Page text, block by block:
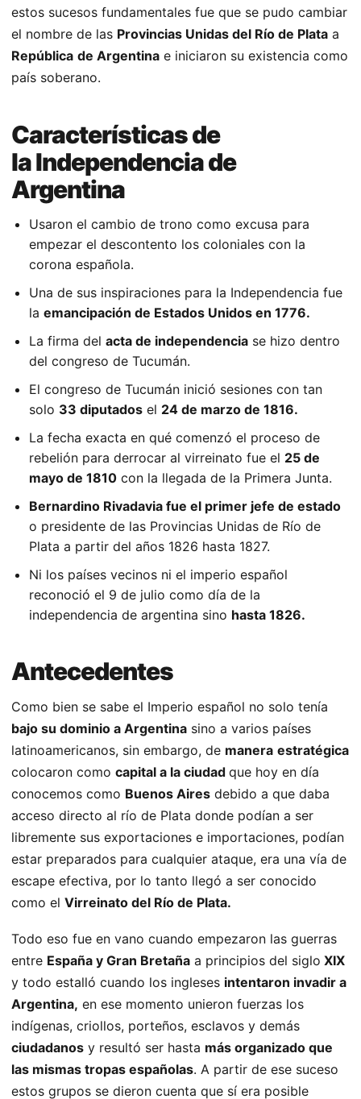
estos sucesos fundamentales fue que se pudo cambiar
el nombre de las Provincias Unidas del Río de Plata a
República de Argentina e iniciaron su existencia como
país soberano.
Características de
la Independencia de
Argentina
Usaron el cambio de trono como excusa para
empezar el descontento los coloniales con la
corona española.
Una de sus inspiraciones para la Independencia fue
la emancipación de Estados Unidos en 1776.
La firma del acta de independencia se hizo dentro
del congreso de Tucumán.
El congreso de Tucumán inició sesiones con tan
solo 33 diputados el 24 de marzo de 1816.
La fecha exacta en qué comenzó el proceso de
rebelión para derrocar al virreinato fue el 25 de
mayo de 1810 con la llegada de la Primera Junta.
Bernardino Rivadavia fue el primer jefe de estado
o presidente de las Provincias Unidas de Río de
Plata a partir del años 1826 hasta 1827.
Ni los países vecinos ni el imperio español
reconoció el 9 de julio como día de la
independencia de argentina sino hasta 1826.
Antecedentes
Como bien se sabe el Imperio español no solo tenía
bajo su dominio a Argentina sino a varios países
latinoamericanos, sin embargo, de manera estratégica
colocaron como capital a la ciudad que hoy en día
conocemos como Buenos Aires debido a que daba
acceso directo al río de Plata donde podían a ser
libremente sus exportaciones e importaciones, podían
estar preparados para cualquier ataque, era una vía de
escape efectiva, por lo tanto llegó a ser conocido
como el Virreinato del Río de Plata.
Todo eso fue en vano cuando empezaron las guerras
entre España y Gran Bretaña a principios del siglo XIX
y todo estalló cuando los ingleses intentaron invadir a
Argentina, en ese momento unieron fuerzas los
indígenas, criollos, porteños, esclavos y demás
ciudadanos y resultó ser hasta más organizado que
las mismas tropas españolas. A partir de ese suceso
estos grupos se dieron cuenta que sí era posible